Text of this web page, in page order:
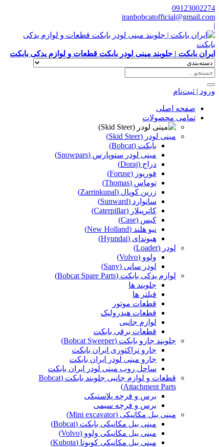
09123002274
iranbobcatofficial@gmail.com
|
ایران بابکت | جلوبند مینی لودر بابکت قطعات و لوازم یدکی بابکت
ورود | ثبت‌نام
صفحه اصلی
تمامی محصولات
مینی لودر (Skid Steer)
بابکت (Bobcat)
مینی لودر سنوپارس (Snowpars)
دراج (Doraj)
فوریوز (Foruse)
توماس (Thomas)
زرین کوپال (Zarrinkupal)
سانوارد (Sunward)
کاترپیلار (Caterpillar)
کیس (Case)
نیو هلند (New Holland)
هیوندای (Hyundai)
لودر (Loader)
ولوو (Volvo)
لودر سانی (Sany)
لوازم یدکی بابکت (Bobcat Spare Parts)
جلوبند ها
فیلتر ها
قطعات موتور
قطعات هیدرولیک
لوازم جانبی
قطعات برقی بابکت
جلوبند جارو بابکت (Bobcat Sweeper)
جارو تراکتوری ایران بابکت
جارو مینی لودر ایران بابکت
ساحل روب مینی لودر ایران بابکت
قطعات و لوازم جانبی جلوبند بابکت (Bobcat
Attachment Parts)
برس و فرچه پلاستیکی
برس و فرچه سیمی
مینی بیل مکانیکی (Mini excavator)
مینی بیل مکانیکی بابکت (Bobcat)
مینی بیل مکانیکی ولوو (Volvo)
مینی بیل مکانیکی کوبوتا (Kubota)